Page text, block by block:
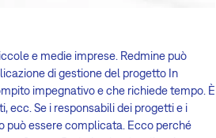
e medie imprese. Redmine può
di gestione del progetto In
impegnativo e che richiede tempo. È
ecc. Se i responsabili dei progetti e i
può essere complicata. Ecco perché